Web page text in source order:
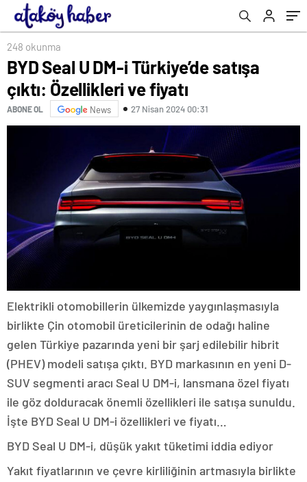
248 okunma
BYD Seal U DM-i Türkiye’de satışa
çıktı: Özellikleri ve fiyatı
ABONE OL News 27 Nisan 2024 00:31
Elektrikli otomobillerin ülkemizde yaygınlaşmasıyla
birlikte Çin otomobil üreticilerinin de odağı haline
gelen Türkiye pazarında yeni bir şarj edilebilir hibrit
(PHEV) modeli satışa çıktı. BYD markasının en yeni D-
SUV segmenti aracı Seal U DM-i, lansmana özel fiyatı
ile göz dolduracak önemli özellikleri ile satışa sunuldu.
İşte BYD Seal U DM-i özellikleri ve fiyatı…
BYD Seal U DM-i, düşük yakıt tüketimi iddia ediyor
Yakıt fiyatlarının ve çevre kirliliğinin artmasıyla birlikte